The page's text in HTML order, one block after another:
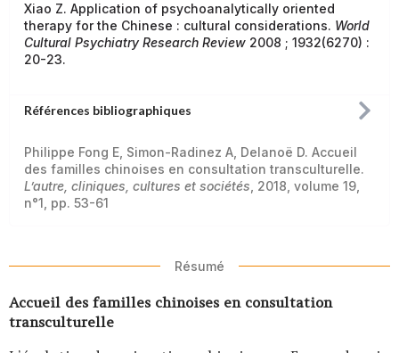
Xiao Z. Application of psychoanalytically oriented
therapy for the Chinese : cultural considerations. World
Cultural Psychiatry Research Review 2008 ; 1932(6270) :
20-23.
Références bibliographiques
Philippe Fong E, Simon-Radinez A, Delanoë D. Accueil
des familles chinoises en consultation transculturelle.
L’autre, cliniques, cultures et sociétés , 2018, volume 19,
n°1, pp. 53-61
Résumé
Accueil des familles chinoises en consultation
transculturelle